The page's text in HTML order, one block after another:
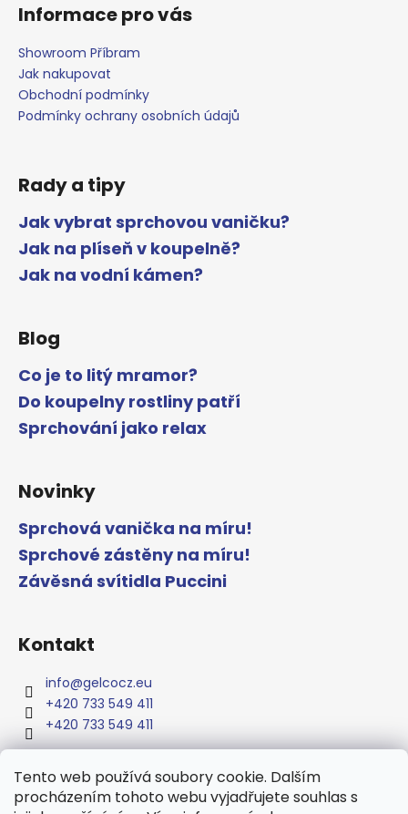
Tento web používá soubory cookie. Dalším
procházením tohoto webu vyjadřujete souhlas s
Informace pro vás
Showroom Příbram
Jak nakupovat
Obchodní podmínky
Podmínky ochrany osobních údajů
Rady a tipy
Jak vybrat sprchovou vaničku?
Jak na plíseň v koupelně?
Jak na vodní kámen?
Blog
Co je to litý mramor?
Do koupelny rostliny patří
Sprchování jako relax
Novinky
Sprchová vanička na míru!
Sprchové zástěny na míru!
Závěsná svítidla Puccini
Kontakt
info@gelcocz.eu
+420 733 549 411
+420 733 549 411